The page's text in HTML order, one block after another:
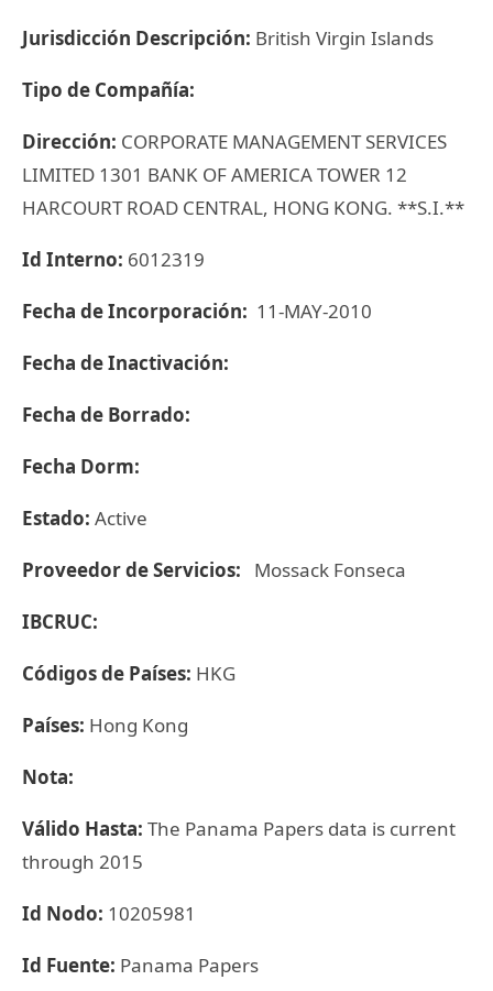
Jurisdicción Descripción: British Virgin Islands
Tipo de Compañía:
Dirección: CORPORATE MANAGEMENT SERVICES
LIMITED 1301 BANK OF AMERICA TOWER 12
HARCOURT ROAD CENTRAL, HONG KONG. **S.I.**
Id Interno: 6012319
Fecha de Incorporación: 11-MAY-2010
Fecha de Inactivación:
Fecha de Borrado:
Fecha Dorm:
Estado: Active
Proveedor de Servicios: Mossack Fonseca
IBCRUC:
Códigos de Países: HKG
Países: Hong Kong
Nota:
Válido Hasta: The Panama Papers data is current
through 2015
Id Nodo: 10205981
Id Fuente: Panama Papers